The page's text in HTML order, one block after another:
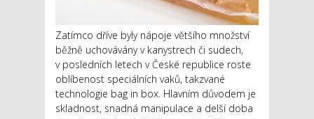
Zatímco dříve byly nápoje většího množství
běžně uchovávány v kanystrech či sudech,
v posledních letech v České republice roste
oblíbenost speciálních vaků, takzvané
technologie bag in box. Hlavním důvodem je
skladnost, snadná manipulace a delší doba